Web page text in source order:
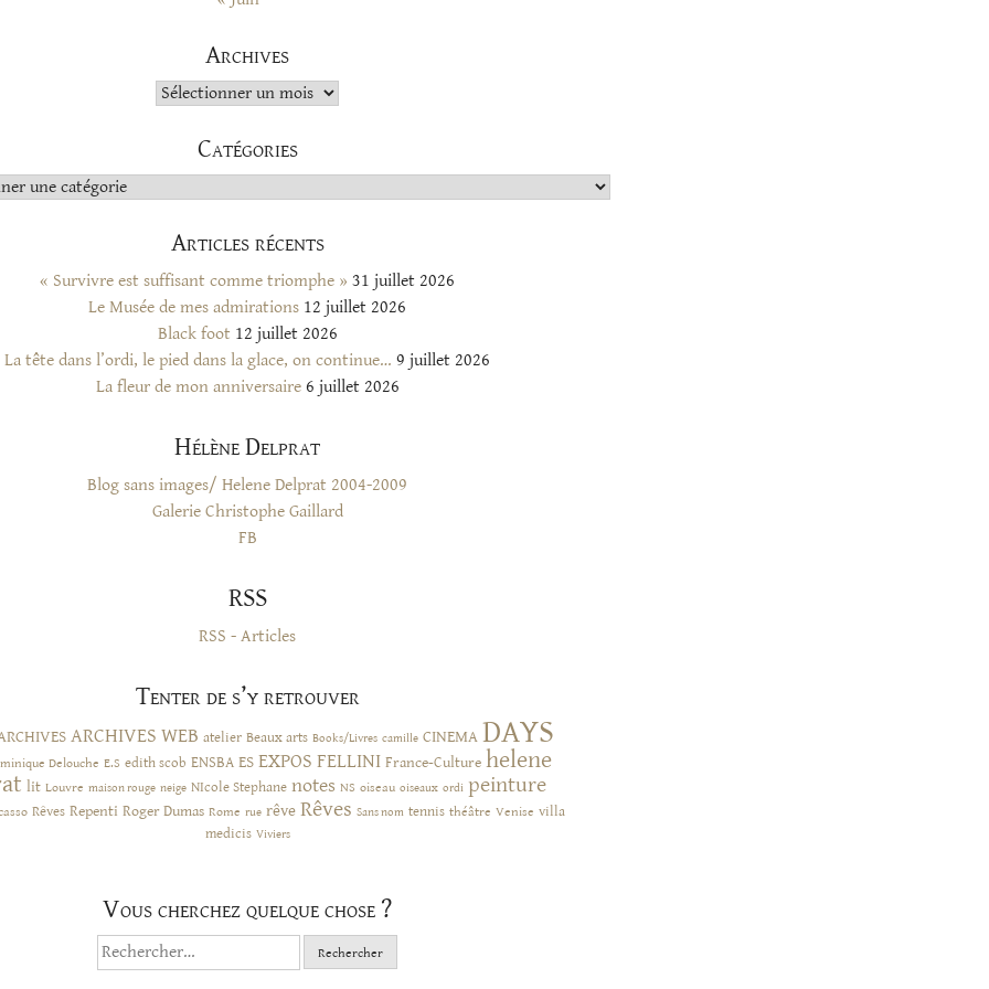
Archives
Archives
Catégories
Articles récents
« Survivre est suffisant comme triomphe » 31 juillet 2026
Le Musée de mes admirations 12 juillet 2026
Black foot 12 juillet 2026
La tête dans l’ordi, le pied dans la glace, on continue… 9 juillet 2026
La fleur de mon anniversaire 6 juillet 2026
Hélène Delprat
Blog sans images/ Helene Delprat 2004-2009
Galerie Christophe Gaillard
FB
RSS
RSS - Articles
Tenter de s’y retrouver
ARCHIVES WEB atelier Beaux arts Books/Livres camille CINEMA DAYS
Delouche E.S edith scob ENSBA ES EXPOS FELLINI France-Culture helene
lit Louvre maison rouge neige NIcole Stephane notes NS oiseau oiseaux ordi peinture
Rêves Repenti Roger Dumas Rome rue rêve Rêves Sans nom tennis théâtre Venise villa
medicis Viviers
Vous cherchez quelque chose ?
Rechercher :